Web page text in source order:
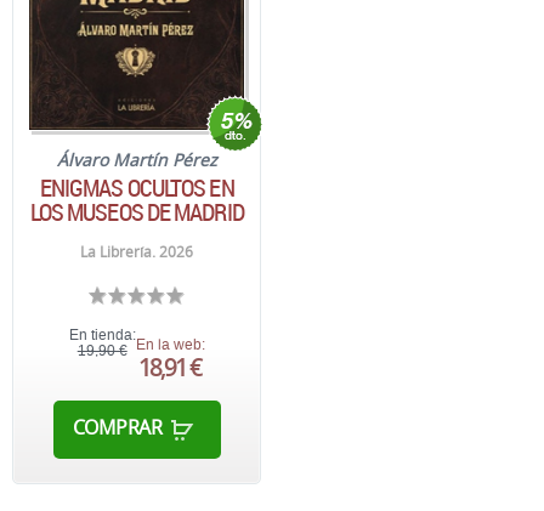
Álvaro Martín Pérez
ENIGMAS OCULTOS EN
LOS MUSEOS DE MADRID
La Librería. 2026
En tienda:
19,90 € En la web:
18,91 €
COMPRAR